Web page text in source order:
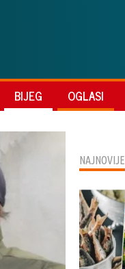
BIJEG OGLASI
NAJNOVIJE